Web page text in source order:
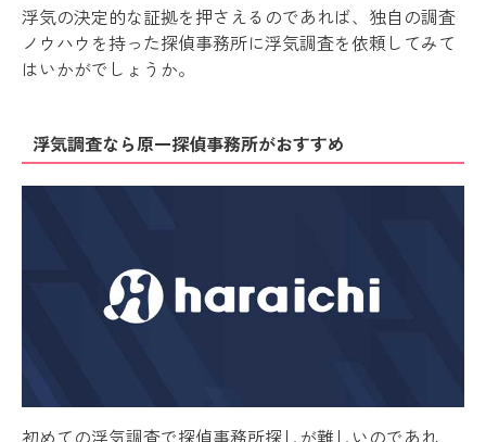
浮気の決定的な証拠を押さえるのであれば、独自の調査
ノウハウを持った探偵事務所に浮気調査を依頼してみて
はいかがでしょうか。
浮気調査なら原一探偵事務所がおすすめ
初めての浮気調査で探偵事務所探しが難しいのであれ